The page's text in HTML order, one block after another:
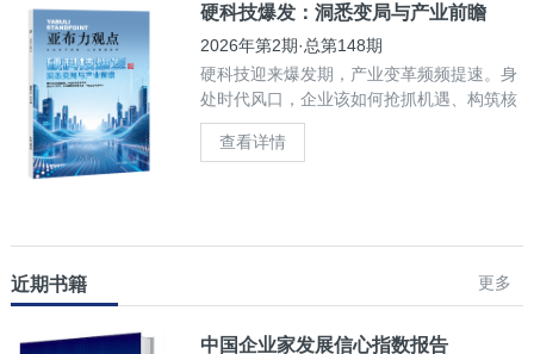
硬科技爆发：洞悉变局与产业前瞻
2026年第2期·总第148期
硬科技迎来爆发期，产业变革频频提速。身
处时代风口，企业该如何抢抓机遇、构筑核
心竞争力？
查看详情
近期书籍 更多
中国企业家发展信心指数报告